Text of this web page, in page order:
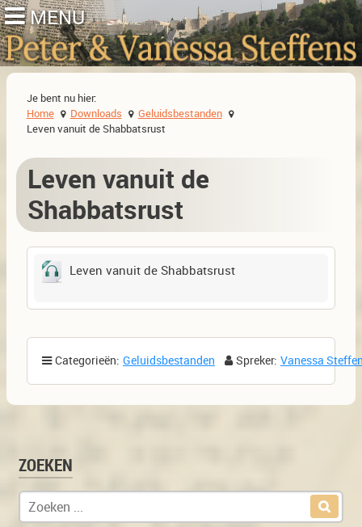
Je bent nu hier:
Home
Downloads
Geluidsbestanden
Leven vanuit de Shabbatsrust
Leven vanuit de
Shabbatsrust
Leven vanuit de Shabbatsrust
Categorieën: Geluidsbestanden Spreker: Vanessa
ZOEKEN
Zoek naar: